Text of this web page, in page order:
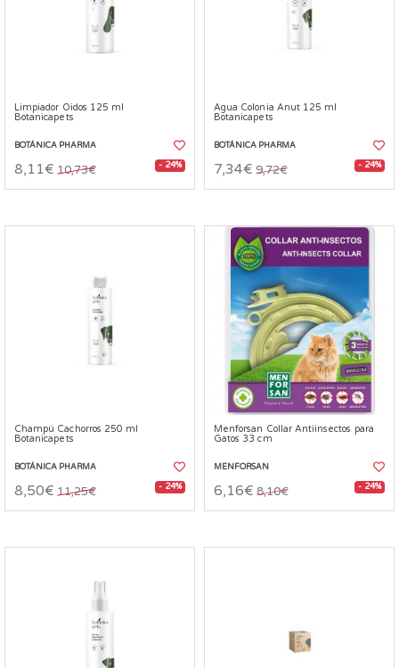
Limpiador Oidos 125 ml
Botanicapets
BOTÁNICA PHARMA
8,11€ 10,73€ - 24%
Agua Colonia Anut 125 ml
Botanicapets
BOTÁNICA PHARMA
7,34€ 9,72€ - 24%
Champú Cachorros 250 ml
Botanicapets
BOTÁNICA PHARMA
8,50€ 11,25€ - 24%
Menforsan Collar Antiinsectos para
Gatos 33 cm
MENFORSAN
6,16€ 8,10€ - 24%